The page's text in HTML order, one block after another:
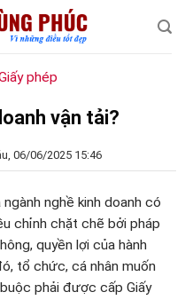
phép
vận tải?
06/06/2025 15:46
nghề kinh doanh có
chỉnh chặt chẽ bởi pháp
quyền lợi của hành
tổ chức, cá nhân muốn
phải được cấp Giấy